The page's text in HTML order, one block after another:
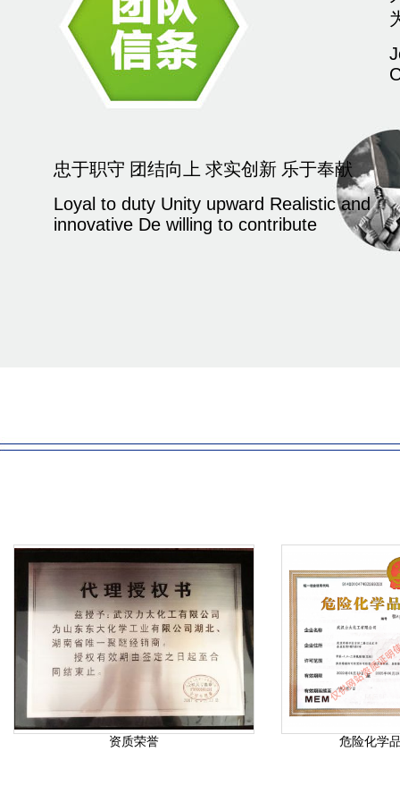
忠于职守 团结向上 求实创新 乐于奉献
Loyal to duty Unity upward Realistic and
innovative De willing to contribute
资质荣誉 危险化学